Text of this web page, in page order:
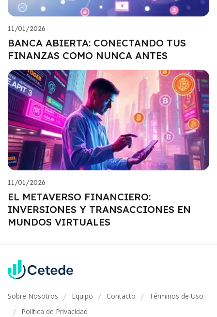
11/01/2026
BANCA ABIERTA: CONECTANDO TUS
FINANZAS COMO NUNCA ANTES
11/01/2026
EL METAVERSO FINANCIERO:
INVERSIONES Y TRANSACCIONES EN
MUNDOS VIRTUALES
Sobre Nosotros / Equipo / Contacto / Términos de Uso
/ Política de Privacidad